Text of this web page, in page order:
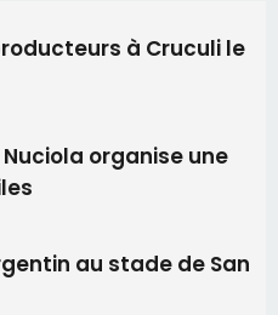
à Cruculi le
organise une
au stade de San